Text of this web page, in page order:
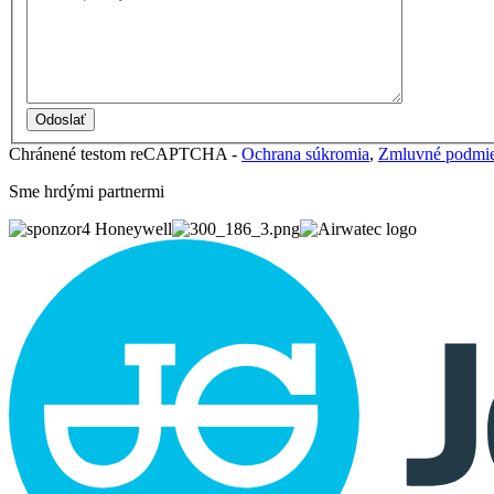
Chránené testom reCAPTCHA - Ochrana súkromia, Zmluvné
Sme hrdými partnermi